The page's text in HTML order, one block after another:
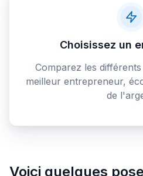
Choisissez un
Comparez les
meilleur entrepreneur,
de
Voici quelques